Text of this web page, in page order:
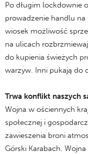
Po długim lockdownie
prowadzenie handlu na
wiosek możliwość
na ulicach
do kupienia świeżych
warzyw. Inni pukają do
Trwa konflikt naszych
Wojna w ościennych
społecznej i
zawieszenia broni
Górski Karabach.